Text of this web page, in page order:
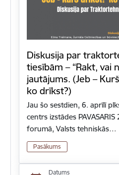
Diskusija par
tiesībām​ – “Rakt, vai
jautājums. (Jeb –
ko drīkst?)
Jau šo sestdien, 6. aprīlī
centrs izstādes
forumā, Valsts tehniskās…
Pasākums
Datums